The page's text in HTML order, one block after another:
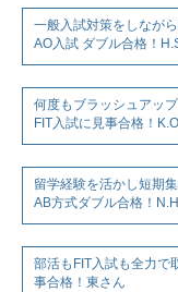
一般入試対策をしなが
AO入試 ダブル合格！
何度もブラッシュアッ
FIT入試に見事合格！
留学経験を活かし短期
AB方式ダブル合格！
部活もFIT入試も全力で
事合格！東さん